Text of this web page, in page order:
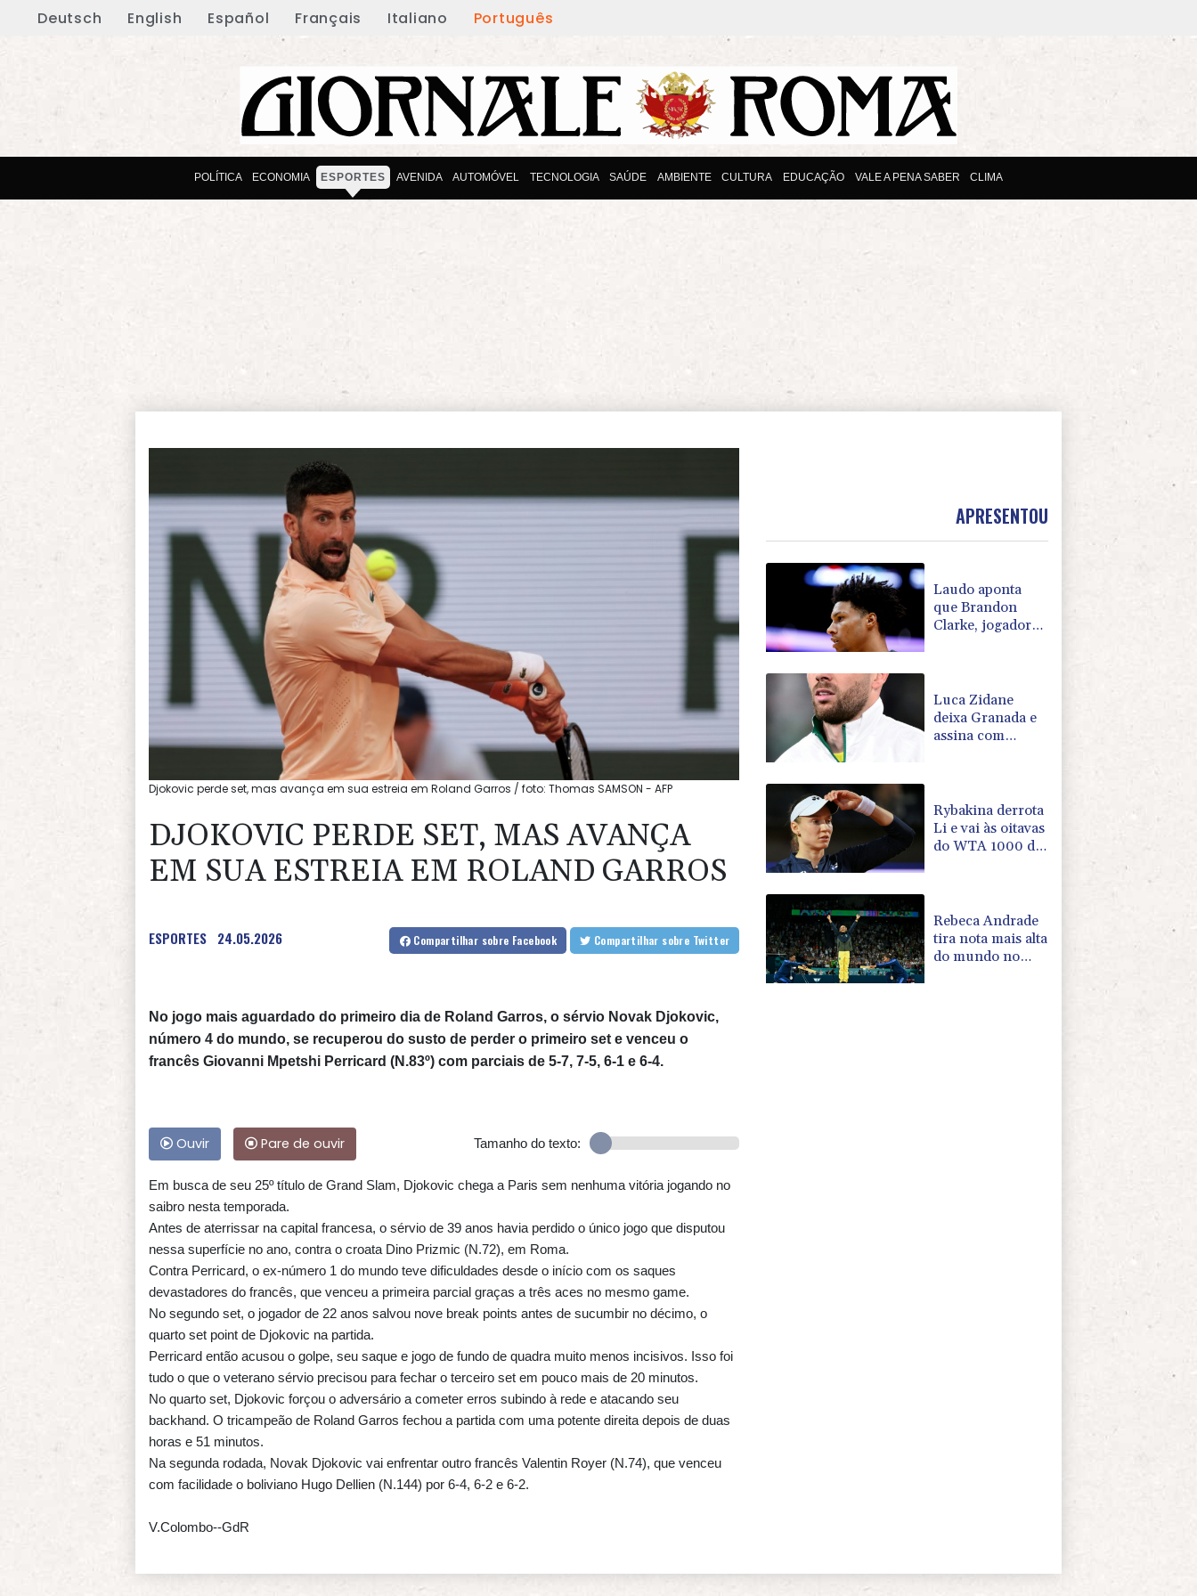
Deutsch English Español Français Italiano Português
POLÍTICA ECONOMIA ESPORTES AVENIDA AUTOMÓVEL TECNOLOGIA SAÚDE AMBIENTE CULTURA EDUCAÇÃO VALE A PENA SABER CLIMA
Djokovic perde set, mas avança em sua estreia em Roland Garros / foto: Thomas SAMSON - AFP
DJOKOVIC PERDE SET, MAS AVANÇA
EM SUA ESTREIA EM ROLAND GARROS
ESPORTES 24.05.2026 Compartilhar sobre Facebook Compartilhar sobre Twitter
No jogo mais aguardado do primeiro dia de Roland Garros, o sérvio Novak Djokovic,
número 4 do mundo, se recuperou do susto de perder o primeiro set e venceu o
francês Giovanni Mpetshi Perricard (N.83º) com parciais de 5-7, 7-5, 6-1 e 6-4.
Ouvir Pare de ouvir Tamanho do texto:
Em busca de seu 25º título de Grand Slam, Djokovic chega a Paris sem nenhuma vitória jogando no
saibro nesta temporada.
Antes de aterrissar na capital francesa, o sérvio de 39 anos havia perdido o único jogo que disputou
nessa superfície no ano, contra o croata Dino Prizmic (N.72), em Roma.
Contra Perricard, o ex-número 1 do mundo teve dificuldades desde o início com os saques
devastadores do francês, que venceu a primeira parcial graças a três aces no mesmo game.
No segundo set, o jogador de 22 anos salvou nove break points antes de sucumbir no décimo, o
quarto set point de Djokovic na partida.
Perricard então acusou o golpe, seu saque e jogo de fundo de quadra muito menos incisivos. Isso foi
tudo o que o veterano sérvio precisou para fechar o terceiro set em pouco mais de 20 minutos.
No quarto set, Djokovic forçou o adversário a cometer erros subindo à rede e atacando seu
backhand. O tricampeão de Roland Garros fechou a partida com uma potente direita depois de duas
horas e 51 minutos.
Na segunda rodada, Novak Djokovic vai enfrentar outro francês Valentin Royer (N.74), que venceu
com facilidade o boliviano Hugo Dellien (N.144) por 6-4, 6-2 e 6-2.
V.Colombo--GdR
APRESENTOU
Laudo aponta
que Brandon
Clarke, jogador
acidental
Luca Zidane
deixa Granada e
assina com
Rybakina derrota
Li e vai às oitavas
do WTA 1000 de
Rebeca Andrade
tira nota mais alta
do mundo no